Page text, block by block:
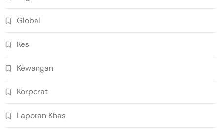
Global
Kes
Kewangan
Korporat
Laporan Khas